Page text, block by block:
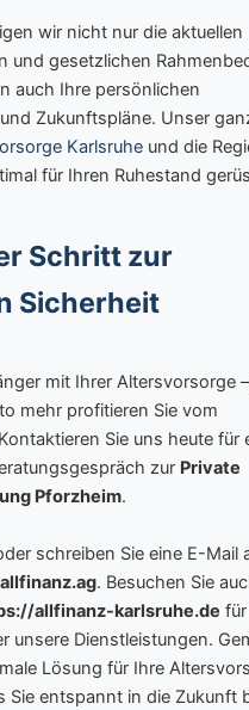
wir nicht nur die aktuellen
und gesetzlichen
auch Ihre persönlichen
Zukunftspläne. Unser
Karlsruhe und die
für Ihren Ruhestand
Schritt zur
Sicherheit
mit Ihrer Altersvorsorge
mehr profitieren Sie vom
Sie uns heute für
zur Private
Pforzheim.
schreiben Sie eine E-Mail
. Besuchen Sie
allfinanz-karlsruhe.de
unsere Dienstleistungen.
Lösung für Ihre
Sie entspannt in die Zukunft